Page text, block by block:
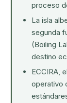
proceso
La isla
segunda
(Boiling
destino
ECCIRA,
operativo